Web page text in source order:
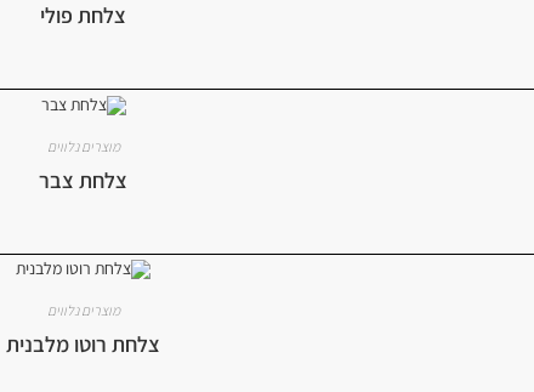
צלחת פולי
מוצרים נלווים
צלחת צבר
מוצרים נלווים
צלחת רוטו מלבנית